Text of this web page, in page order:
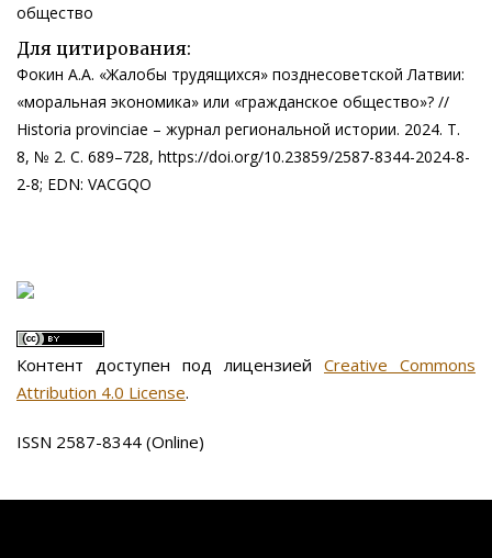
общество
Для цитирования:
Фокин А.А. «Жалобы трудящихся» позднесоветской Латвии:
«моральная экономика» или «гражданское общество»? //
Historia provinciae – журнал региональной истории. 2024. Т.
8, № 2. С. 689–728, https://doi.org/10.23859/2587-8344-2024-8-
2-8; EDN: VACGQO
Контент доступен под лицензией Creative Commons
Attribution 4.0 License.
ISSN 2587-8344 (Online)